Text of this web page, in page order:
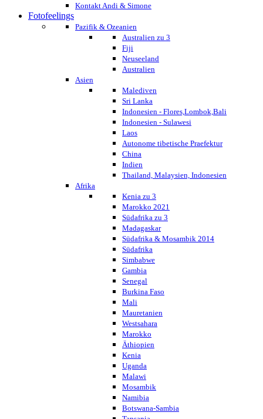
Kontakt Andi & Simone
Fotofeelings
Pazifik & Ozeanien
Australien zu 3
Fiji
Neuseeland
Australien
Asien
Malediven
Sri Lanka
Indonesien - Flores,Lombok,Bali
Indonesien - Sulawesi
Laos
Autonome tibetische Praefektur
China
Indien
Thailand, Malaysien, Indonesien
Afrika
Kenia zu 3
Marokko 2021
Südafrika zu 3
Madagaskar
Südafrika & Mosambik 2014
Südafrika
Simbabwe
Gambia
Senegal
Burkina Faso
Mali
Mauretanien
Westsahara
Marokko
Äthiopien
Kenia
Uganda
Malawi
Mosambik
Namibia
Botswana-Sambia